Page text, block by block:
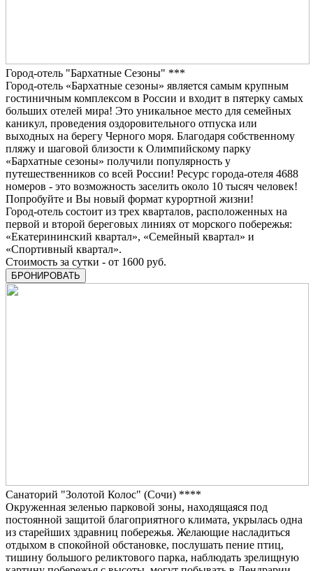
Город-отель "Бархатные Сезоны" ***
Город-отель «Бархатные сезоны» является самым крупным
гостиничным комплексом в России и входит в пятерку самых
больших отелей мира! Это уникальное место для семейных
каникул, проведения оздоровительного отпуска или
выходных на берегу Черного моря. Благодаря собственному
пляжу и шаговой близости к Олимпийскому парку
«Бархатные сезоны» получили популярность у
путешественников со всей России! Ресурс города-отеля 4688
номеров - это возможность заселить около 10 тысяч человек!
Попробуйте и Вы новый формат курортной жизни!
Город-отель состоит из трех кварталов, расположенных на
первой и второй береговых линиях от морского побережья:
«Екатерининский квартал», «Семейный квартал» и
«Спортивный квартал».
Стоимость за сутки - от 1600 руб.
БРОНИРОВАТЬ
Санаторий "Золотой Колос" (Сочи) ****
Окруженная зеленью парковой зоны, находящаяся под
постоянной защитой благоприятного климата, укрылась одна
из старейших здравниц побережья. Желающие насладиться
отдыхом в спокойной обстановке, послушать пение птиц,
тишину большого реликтового парка, наблюдать зрелищную